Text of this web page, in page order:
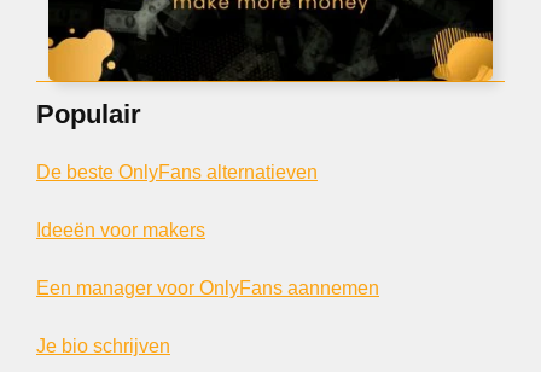
Populair
De beste OnlyFans alternatieven
Ideeën voor makers
Een manager voor OnlyFans aannemen
Je bio schrijven